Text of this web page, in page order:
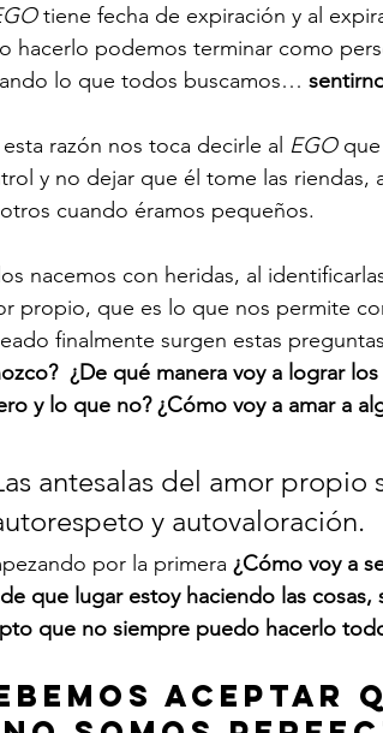
tiene fecha de expiración y al
hacerlo podemos terminar como
lo que todos buscamos…
razón nos toca decirle al EGO que
y no dejar que él tome las
cuando éramos pequeños.
nacemos con heridas, al
propio, que es lo que nos permite
finalmente surgen estas
¿De qué manera voy a lograr
y lo que no? ¿Cómo voy a amar a
antesalas del amor propio
y autovaloración.
por la primera ¿Cómo voy a
que lugar estoy haciendo las
que no siempre puedo hacerlo
aceptar